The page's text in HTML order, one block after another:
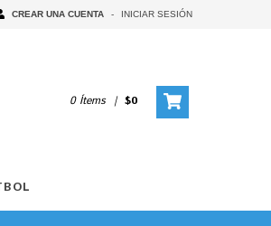
CREAR UNA CUENTA - INICIAR SESIÓN
0 Ítems | $0